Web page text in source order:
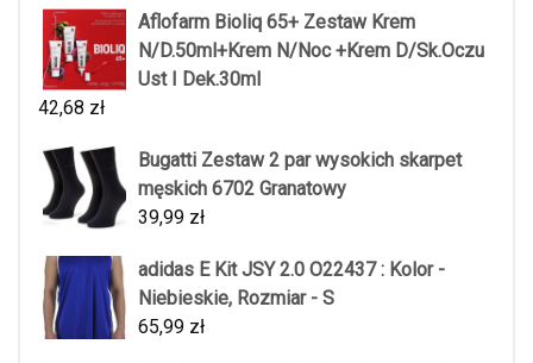
Aflofarm Bioliq 65+ Zestaw Krem
N/D.50ml+Krem N/Noc +Krem D/Sk.Oczu
Ust I Dek.30ml
42,68 zł
Bugatti Zestaw 2 par wysokich skarpet
męskich 6702 Granatowy
39,99 zł
adidas E Kit JSY 2.0 O22437 : Kolor -
Niebieskie, Rozmiar - S
65,99 zł